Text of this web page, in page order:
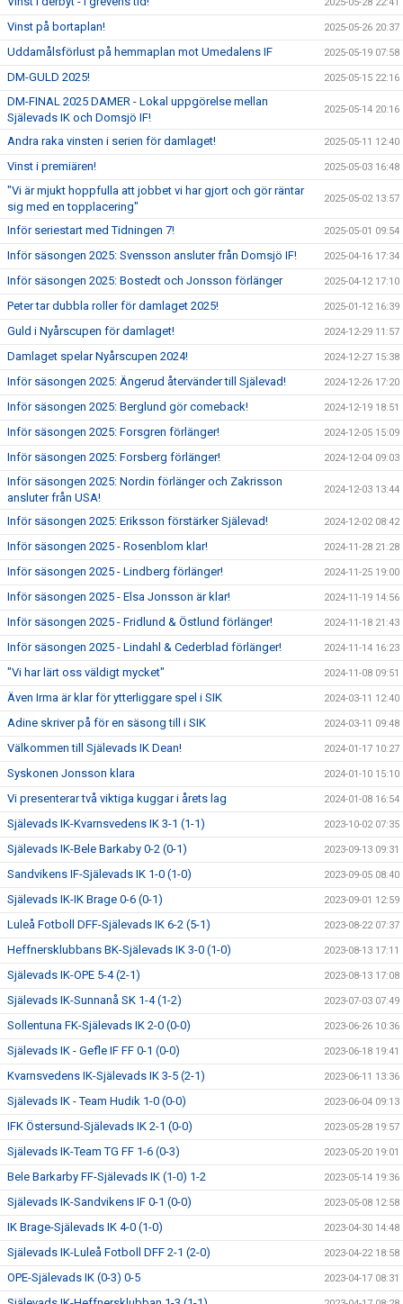
Vinst på bortaplan! 2025-05-26 20:37
Uddamålsförlust på hemmaplan mot Umedalens IF 2025-05-19 07:58
DM-GULD 2025! 2025-05-15 22:16
DM-FINAL 2025 DAMER - Lokal uppgörelse mellan
Själevads IK och Domsjö IF!
2025-05-14 20:16
Andra raka vinsten i serien för damlaget! 2025-05-11 12:40
Vinst i premiären! 2025-05-03 16:48
"Vi är mjukt hoppfulla att jobbet vi har gjort och gör räntar
sig med en topplacering"
2025-05-02 13:57
Inför seriestart med Tidningen 7! 2025-05-01 09:54
Inför säsongen 2025: Svensson ansluter från Domsjö IF! 2025-04-16 17:34
Inför säsongen 2025: Bostedt och Jonsson förlänger 2025-04-12 17:10
Peter tar dubbla roller för damlaget 2025! 2025-01-12 16:39
Guld i Nyårscupen för damlaget! 2024-12-29 11:57
Damlaget spelar Nyårscupen 2024! 2024-12-27 15:38
Inför säsongen 2025: Ängerud återvänder till Själevad! 2024-12-26 17:20
Inför säsongen 2025: Berglund gör comeback! 2024-12-19 18:51
Inför säsongen 2025: Forsgren förlänger! 2024-12-05 15:09
Inför säsongen 2025: Forsberg förlänger! 2024-12-04 09:03
Inför säsongen 2025: Nordin förlänger och Zakrisson
ansluter från USA!
2024-12-03 13:44
Inför säsongen 2025: Eriksson förstärker Själevad! 2024-12-02 08:42
Inför säsongen 2025 - Rosenblom klar! 2024-11-28 21:28
Inför säsongen 2025 - Lindberg förlänger! 2024-11-25 19:00
Inför säsongen 2025 - Elsa Jonsson är klar! 2024-11-19 14:56
Inför säsongen 2025 - Fridlund & Östlund förlänger! 2024-11-18 21:43
Inför säsongen 2025 - Lindahl & Cederblad förlänger! 2024-11-14 16:23
"Vi har lärt oss väldigt mycket" 2024-11-08 09:51
Även Irma är klar för ytterliggare spel i SIK 2024-03-11 12:40
Adine skriver på för en säsong till i SIK 2024-03-11 09:48
Välkommen till Själevads IK Dean! 2024-01-17 10:27
Syskonen Jonsson klara 2024-01-10 15:10
Vi presenterar två viktiga kuggar i årets lag 2024-01-08 16:54
Själevads IK-Kvarnsvedens IK 3-1 (1-1) 2023-10-02 07:35
Själevads IK-Bele Barkaby 0-2 (0-1) 2023-09-13 09:31
Sandvikens IF-Själevads IK 1-0 (1-0) 2023-09-05 08:40
Själevads IK-IK Brage 0-6 (0-1) 2023-09-01 12:59
Luleå Fotboll DFF-Själevads IK 6-2 (5-1) 2023-08-22 07:37
Heffnersklubbans BK-Själevads IK 3-0 (1-0) 2023-08-13 17:11
Själevads IK-OPE 5-4 (2-1) 2023-08-13 17:08
Själevads IK-Sunnanå SK 1-4 (1-2) 2023-07-03 07:49
Sollentuna FK-Själevads IK 2-0 (0-0) 2023-06-26 10:36
Själevads IK - Gefle IF FF 0-1 (0-0) 2023-06-18 19:41
Kvarnsvedens IK-Själevads IK 3-5 (2-1) 2023-06-11 13:36
Själevads IK - Team Hudik 1-0 (0-0) 2023-06-04 09:13
IFK Östersund-Själevads IK 2-1 (0-0) 2023-05-28 19:57
Själevads IK-Team TG FF 1-6 (0-3) 2023-05-20 19:01
Bele Barkarby FF-Själevads IK (1-0) 1-2 2023-05-14 19:36
Själevads IK-Sandvikens IF 0-1 (0-0) 2023-05-08 12:58
IK Brage-Själevads IK 4-0 (1-0) 2023-04-30 14:48
Själevads IK-Luleå Fotboll DFF 2-1 (2-0) 2023-04-22 18:58
OPE-Själevads IK (0-3) 0-5 2023-04-17 08:31